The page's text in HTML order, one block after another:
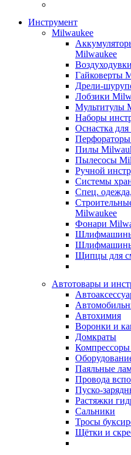
Инструмент
Milwaukee
Milwaukee
Гайковерты
Дрели-
Лобзики
Мультитулы
Наборы
Оснастка
Пилы
Пылесосы
Ручной
Системы
Спец.
Milwaukee
Фонари
Шлифмашины
Щипцы для
Автотовары и
Автохимия
Воронки и
Домкраты
Паяльные
Провода
Пуско-
Растяжки
Сальники
Тросы
Щётки и